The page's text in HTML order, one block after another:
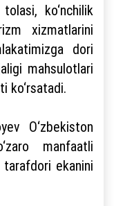
ko‘nchilik
xizmatlarini
dori
mahsulotlari
ko‘rsatadi.
O‘zbekiston
manfaatli
ekanini